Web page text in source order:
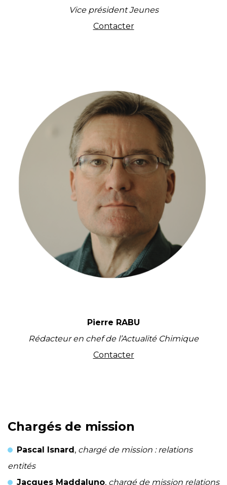
Vice président Jeunes
Contacter
Pierre RABU
Rédacteur en chef de l’Actualité Chimique
Contacter
Chargés de mission
Pascal Isnard, chargé de mission : relations
entités
Jacques Maddaluno, chargé de mission relations